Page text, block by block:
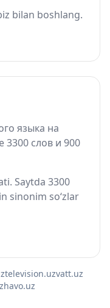
bilan boshlang.
языка на
3300 слов и 900
Saytda 3300
sinonim so‘zlar
television.uzvatt.uz
havo.uz